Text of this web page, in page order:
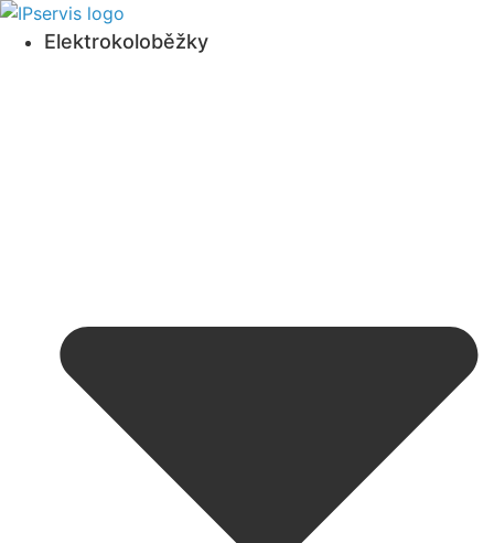
Přejít
k obsahuElektrokoloběžky